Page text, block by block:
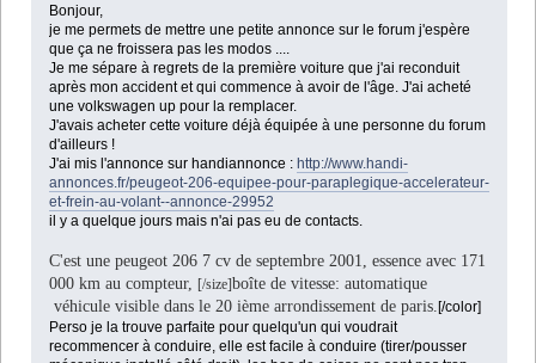
Bonjour,
je me permets de mettre une petite annonce sur le forum j'espère
que ça ne froissera pas les modos ....
Je me sépare à regrets de la première voiture que j'ai reconduit
après mon accident et qui commence à avoir de l'âge. J'ai acheté
une volkswagen up pour la remplacer.
J'avais acheter cette voiture déjà équipée à une personne du forum
d'ailleurs !
J'ai mis l'annonce sur handiannonce : http://www.handi-
annonces.fr/peugeot-206-equipee-pour-paraplegique-accelerateur-
et-frein-au-volant--annonce-29952
il y a quelque jours mais n'ai pas eu de contacts.
C'est une peugeot 206 7 cv de septembre 2001, essence avec 171
000 km au compteur, [/size]boîte de vitesse: automatique
véhicule visible dans le 20 ième arrondissement de paris. [/color]
Perso je la trouve parfaite pour quelqu'un qui voudrait
recommencer à conduire, elle est facile à conduire (tirer/pousser